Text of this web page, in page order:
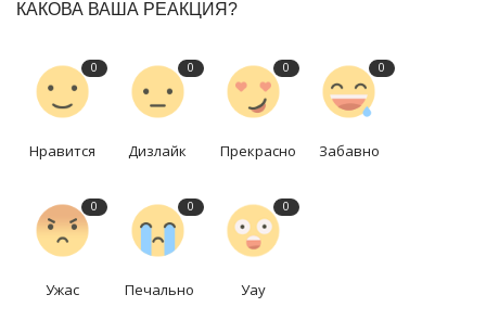
КАКОВА ВАША РЕАКЦИЯ?
0
Нравится
0
Дизлайк
0
Прекрасно
0
Забавно
0
Ужас
0
Печально
0
Уау